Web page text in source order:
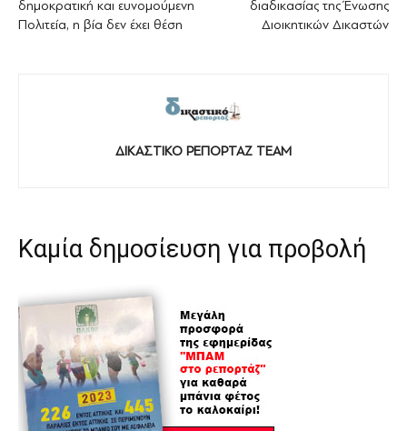
δημοκρατική και ευνομούμενη
Πολιτεία, η βία δεν έχει θέση
διαδικασίας της Ένωσης
Διοικητικών Δικαστών
ΔΙΚΑΣΤΙΚΟ ΡΕΠΟΡΤΑΖ TEAM
Καμία δημοσίευση για προβολή